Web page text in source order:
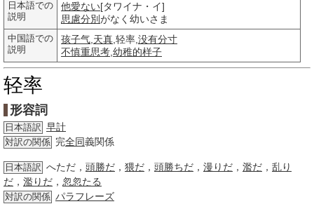
日本語での
説明
他愛ない[タワイナ・イ]
思慮分別がなく幼いさま
中国語での
説明
孩子气 天真 ,轻率, 没有分寸
不慎重思考 幼稚的样子
轻率
形容詞
日本語訳 早計
対訳の関係 完全同義関係
日本語訳 へただ， 頭勝だ ， 猥だ ， 頭勝ちだ ， 漫りだ ， 濫だ ， 乱り
だ ， 濫りだ ， 忽忽たる
対訳の関係 パラフレーズ